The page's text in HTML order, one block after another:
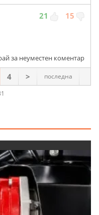
21 15
за неуместен коментар
4 > последна